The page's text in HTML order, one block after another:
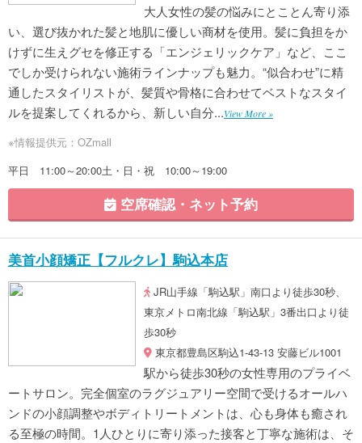
大人女性の髪の悩みにとことん寄り添
い、選び抜かれた髪と地肌に優しい商材を使用。髪に負担をか
けずに生えグセを修正する「エンジェリックケア」など、ここ
でしか受けられない施術ラインナップも魅力。“似合わせ”に精
通したスタイリストが、髪質や骨格に合わせてベストなスタイ
ルを提案してくれるから、新しい自分...View More »
※情報提供元：OZmall
平日 11:00～20:00土・日・祝 10:00～19:00
空席確認・ネット予約
美首小顔矯正【フルクレ】駒込本店
JR山手線「駒込駅」南口より徒歩30秒、
東京メトロ南北線「駒込駅」3番出口より徒
歩30秒
東京都豊島区駒込1-43-13 安藤ビル1001
駅から徒歩30秒の女性専用のプライベ
ートサロン。完全個室のラグジュアリー空間で受けるオールハ
ンドの小顔調整やボディトリートメントは、心も身体も癒され
る至極の時間。1人ひとりに寄り添った接客と丁寧な施術は、そ